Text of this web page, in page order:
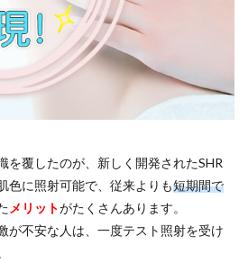
を覆したのが、新しく開発されたSHR
色に照射可能で、従来よりも短期間で
メリットがたくさんあります。
が不安な人は、一度テスト照射を受け